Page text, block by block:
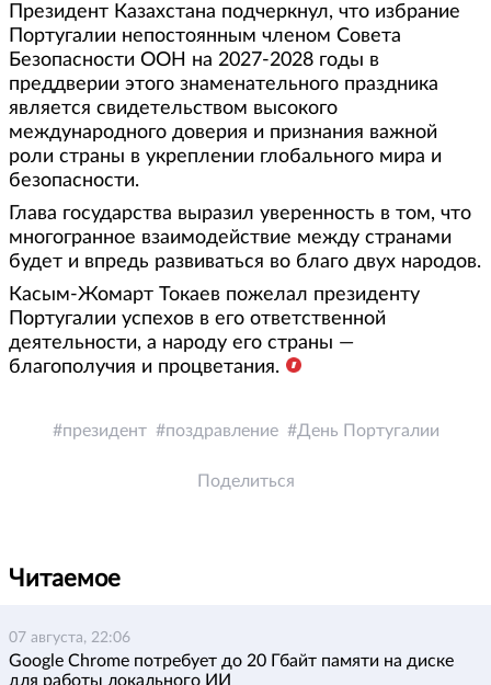
Президент Казахстана подчеркнул, что избрание
Португалии непостоянным членом Совета
Безопасности ООН на 2027-2028 годы в
преддверии этого знаменательного праздника
является свидетельством высокого
международного доверия и признания важной
роли страны в укреплении глобального мира и
безопасности.
Глава государства выразил уверенность в том, что
многогранное взаимодействие между странами
будет и впредь развиваться во благо двух народов.
Касым-Жомарт Токаев пожелал президенту
Португалии успехов в его ответственной
деятельности, а народу его страны —
благополучия и процветания.
президент поздравление День Португалии
Поделиться
Читаемое
07 августа, 22:06
Google Chrome потребует до 20 Гбайт памяти на диске
для работы локального ИИ